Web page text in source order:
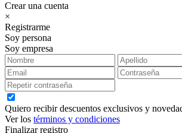
Crear una cuenta
×
Registrarme
Soy persona
Soy empresa
Quiero recibir descuentos exclusivos y
Ver los términos y condiciones
Finalizar registro